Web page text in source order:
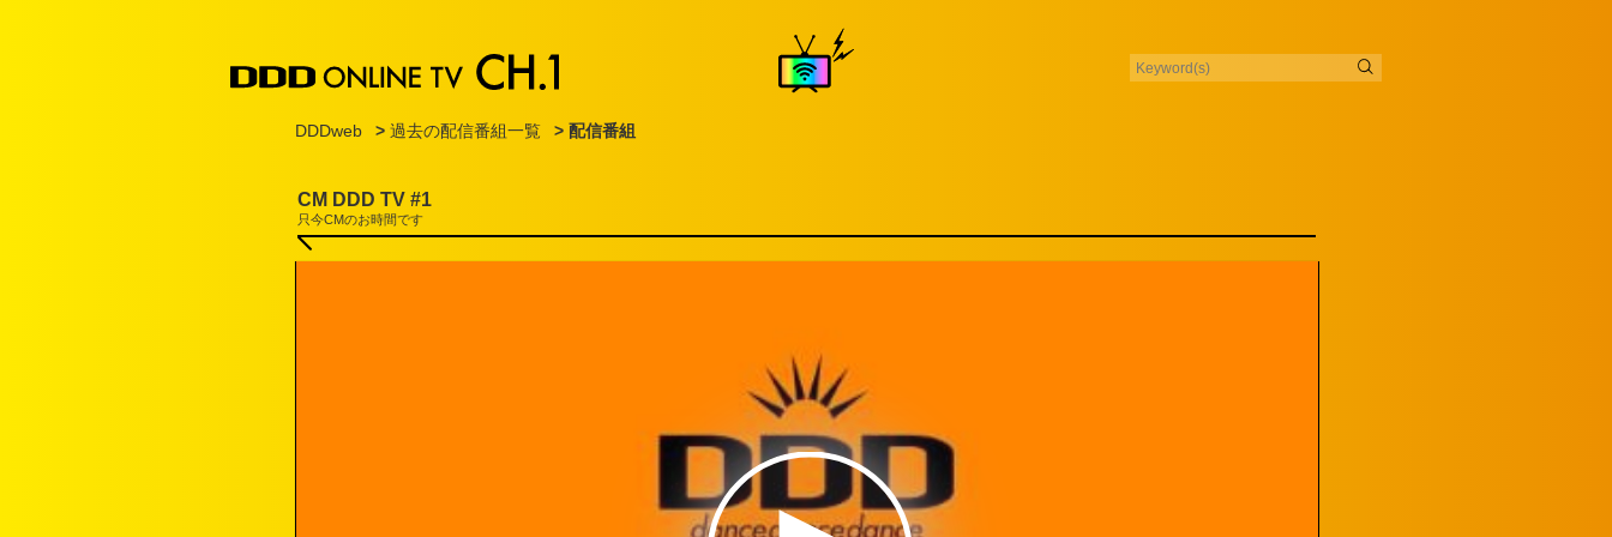
DDDweb > 過去の配信番組一覧 > 配信番組
CM DDD TV #1
只今CMのお時間です